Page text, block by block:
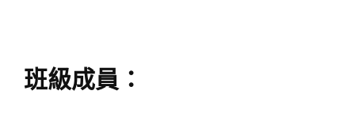
班級成員：